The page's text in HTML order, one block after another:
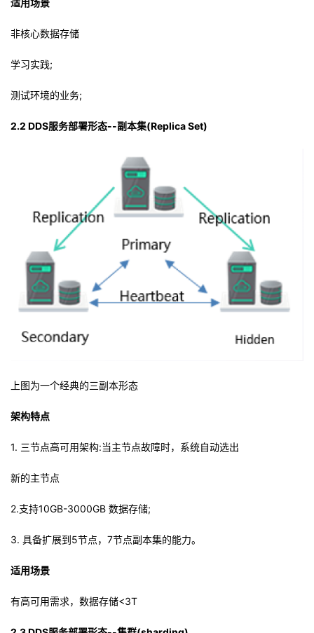
适用场景
非核心数据存储
学习实践;
测试环境的业务;
2.2 DDS服务部署形态--副本集(Replica Set)
上图为一个经典的三副本形态
架构特点
1. 三节点高可用架构:当主节点故障时，系统自动选出
新的主节点
2.支持10GB-3000GB 数据存储;
3. 具备扩展到5节点，7节点副本集的能力。
适用场景
有高可用需求，数据存储<3T